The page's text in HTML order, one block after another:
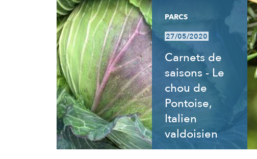
PARCS
27/05/2020
Carnets de
saisons - Le
chou de
Pontoise,
Italien
valdoisien